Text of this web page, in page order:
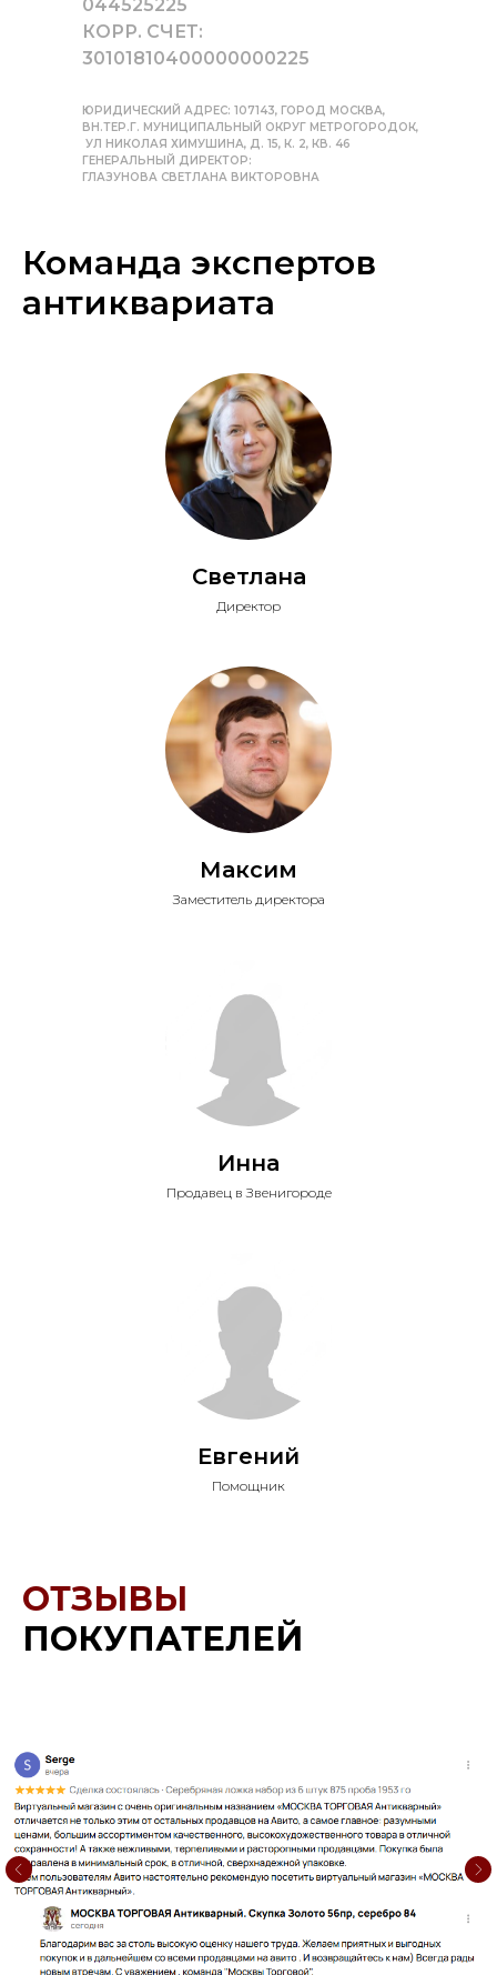
044525225
КОРР. СЧЕТ:
30101810400000000225
ЮРИДИЧЕСКИЙ АДРЕС: 107143, ГОРОД МОСКВА,
ВН.ТЕР.Г. МУНИЦИПАЛЬНЫЙ ОКРУГ МЕТРОГОРОДОК,
УЛ НИКОЛАЯ ХИМУШИНА, Д. 15, К. 2, КВ. 46
ГЕНЕРАЛЬНЫЙ ДИРЕКТОР:
ГЛАЗУНОВА СВЕТЛАНА ВИКТОРОВНА
Команда экспертов
антиквариата
Светлана
Директор
Максим
Заместитель директора
Инна
Продавец в Звенигороде
Евгений
Помощник
ОТЗЫВЫ
ПОКУПАТЕЛЕЙ